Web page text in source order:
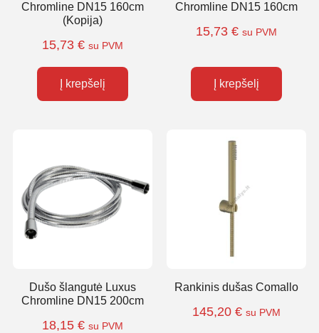
Chromline DN15 160cm
(Kopija)
15,73 € su PVM
Į krepšelį
Chromline DN15 160cm
15,73 € su PVM
Į krepšelį
Dušo šlangutė Luxus
Chromline DN15 200cm
18,15 € su PVM
Rankinis dušas Comallo
145,20 € su PVM